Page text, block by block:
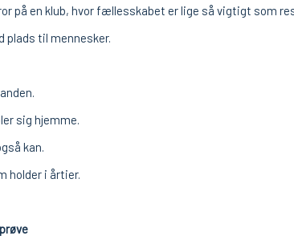
på en klub, hvor fællesskabet er lige så vigtigt som
plads til mennesker.
sig hjemme.
kan.
holder i årtier.